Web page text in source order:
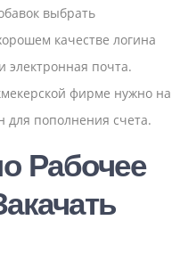
выбрать
качестве логина
электронная почта.
фирме нужно на
для пополнения счета.
Рабочее